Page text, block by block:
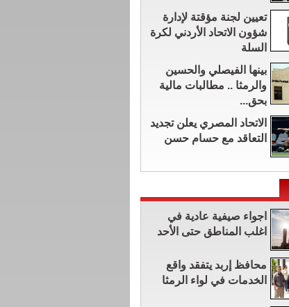
تعيين لجنة مؤقتة لإدارة
شؤون الاتحاد الأردني لكرة
السلة
بينها الفيصلي والحسين
والرمثا .. مطالبات مالية
بحق...
الاتحاد المصري يعلن تجديد
التعاقد مع حسام حسن
اجواء صيفية عادية في
اغلب المناطق حتى الأحد
محافظ إربد يتفقد واقع
الخدمات في لواء الرمثا